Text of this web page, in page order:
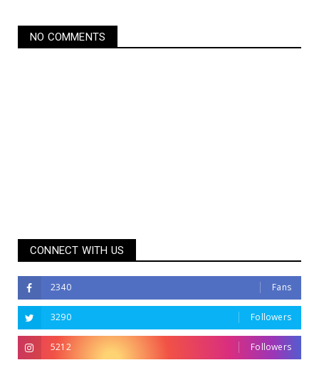
NO COMMENTS
CONNECT WITH US
2340 Fans
3290 Followers
5212 Followers